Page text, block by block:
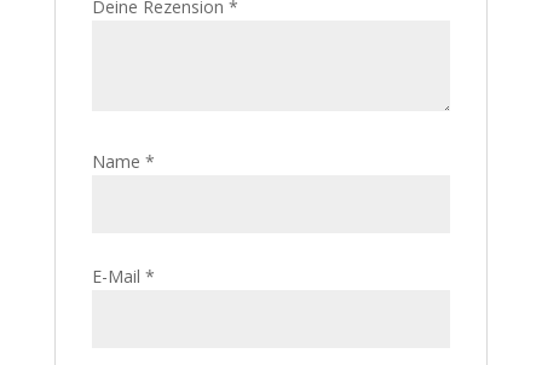
Deine Rezension *
Name *
E-Mail *